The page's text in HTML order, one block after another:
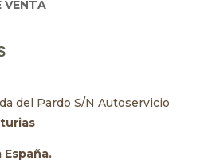
VENTA
del Pardo S/N Autoservicio